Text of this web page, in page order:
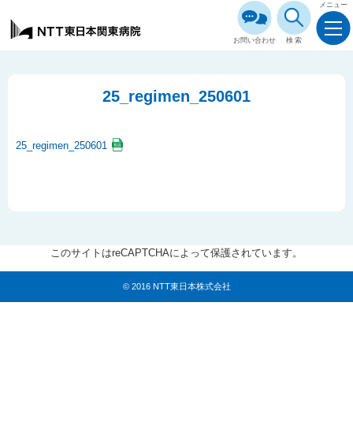
お問い合わせ 検索
メニュー
25_regimen_250601
25_regimen_250601
このサイトはreCAPTCHAによって保護されています。
© 2016 NTT東日本株式会社